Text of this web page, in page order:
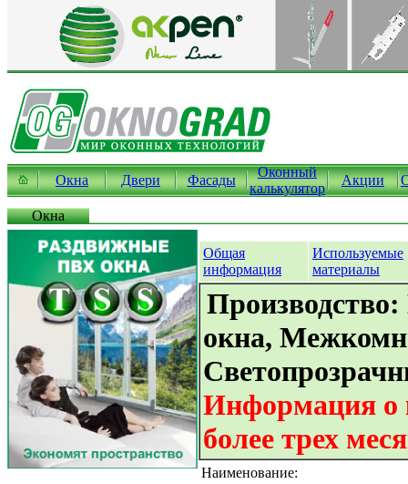
Окна Двери Фасады
Оконный
калькулятор
Акции
Окна
Общая
информация
Используемые
материалы
окна,
Информация о
более трех
Наименование: